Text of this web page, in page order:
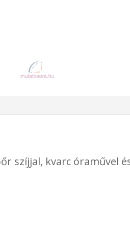
szíjjal, kvarc óraművel